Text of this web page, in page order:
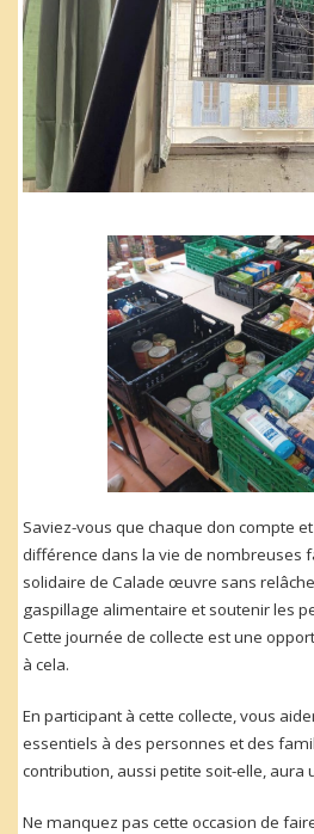
Saviez-vous que chaque don compte
différence dans la vie de nombreuses
solidaire de Calade œuvre sans
gaspillage alimentaire et soutenir les
Cette journée de collecte est une
à cela.
En participant à cette collecte, vous
essentiels à des personnes et des
contribution, aussi petite soit-elle, aura
Ne manquez pas cette occasion de